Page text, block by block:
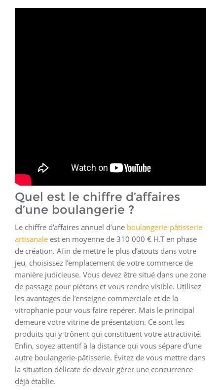
Quel est le chiffre d’affaires
d’une boulangerie ?
Le chiffre d’affaires annuel d’une boulangerie-pâtisserie
artisanale est en moyenne de 310 000 € H.T en phase
de création. Afin de mettre le plus d’atouts dans votre
jeu, choisissez l’emplacement de votre commerce de
manière judicieuse. Vous devez être situé dans une zone
de passage pour piétons et vous rendre visible. Utilisez
les avantages de l’enseigne commerciale et de la
vitrophanie pour vous faire repérer. Mais le principal
demeure votre vitrine de présentation. Ce sont les
produits qui y trônent qui constituent votre attractivité.
Enfin, soyez attentif à la distance qui vous sépare d’une
autre boulangerie-pâtisserie. Évitez de vous mettre dans
la situation délicate de devoir gérer une concurrence
déjà établie.